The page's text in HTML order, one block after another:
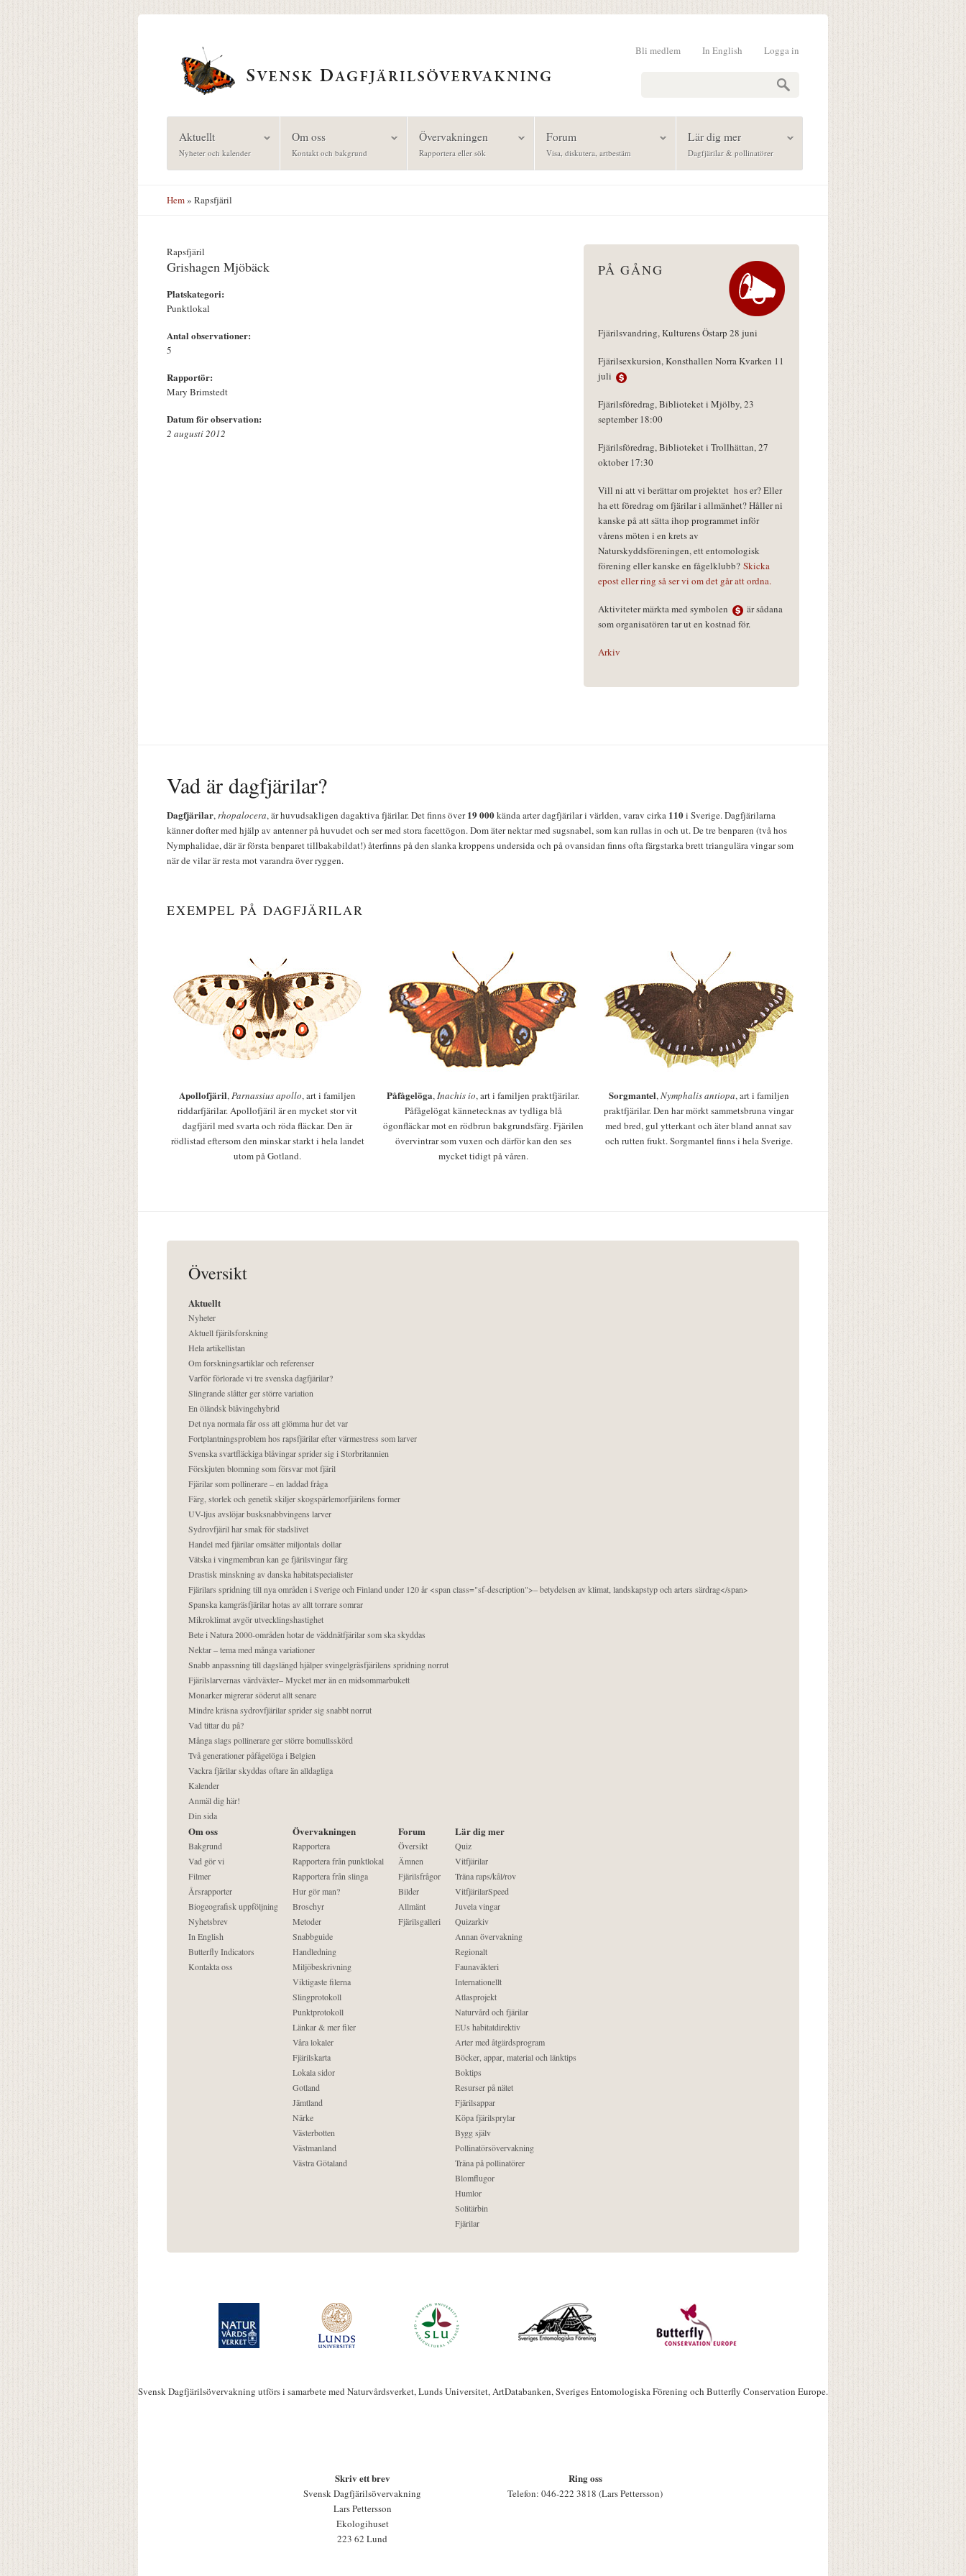
Logga in
In English
Bli medlem
Aktuellt
Nyheter och kalender
Om oss
Kontakt och bakgrund
Övervakningen
Rapportera eller sök
Forum
Visa, diskutera, artbestäm
Lär dig mer
Dagfjärilar & pollinatörer
Hem» Rapsfjäril
Rapsfjäril
Grishagen Mjöbäck
Platskategori:
Punktlokal
Antal observationer:
5
Rapportör:
Mary Brimstedt
Datum för observation:
2 augusti 2012
PÅ GÅNG
Fjärilsvandring, Kulturens Östarp 28 juni
Fjärilsexkursion, Konsthallen Norra Kvarken 11
juli
Fjärilsföredrag, Biblioteket i Mjölby, 23
september 18:00
Fjärilsföredrag, Biblioteket i Trollhättan, 27
oktober 17:30
Vill ni att vi berättar om projektet hos er? Eller
ha ett föredrag om fjärilar i allmänhet? Håller ni
kanske på att sätta ihop programmet inför
vårens möten i en krets av
Naturskyddsföreningen, ett entomologisk
förening eller kanske en fågelklubb? Skicka
epost eller ring så ser vi om det går att ordna.
Aktiviteter märkta med symbolen
är sådana
som organisatören tar ut en kostnad för.
Arkiv
Vad är dagfjärilar?
Dagfjärilar,rhopalocera, är huvudsakligen dagaktiva fjärilar. Det finns över19 000kända arter dagfjärilar i världen, varav cirka 110i Sverige. Dagfjärilarna
känner dofter med hjälp av antenner på huvudet och ser med stora facettögon. Dom äter nektar med sugsnabel, som kan rullas in och ut. De tre benparen (två hos
Nymphalidae, där är första benparet tillbakabildat!) återfinns på den slanka kroppens undersida och på ovansidan finns ofta färgstarka brett triangulära vingar som
när de vilar är resta mot varandra över ryggen.
EXEMPEL PÅ DAGFJÄRILAR
Apollofjäril,Parnassius apollo, art i familjen
riddarfjärilar. Apollofjäril är en mycket stor vit
dagfjäril med svarta och röda fläckar. Den är
rödlistad eftersom den minskar starkt i hela landet
utom på Gotland.
Påfågelöga,Inachis io, art i familjen praktfjärilar.
Påfågelögat kännetecknas av tydliga blå
ögonfläckar mot en rödbrun bakgrundsfärg. Fjärilen
övervintrar som vuxen och därför kan den ses
mycket tidigt på våren.
Sorgmantel,Nymphalis antiopa, art i familjen
praktfjärilar. Den har mörkt sammetsbruna vingar
med bred, gul ytterkant och äter bland annat sav
och rutten frukt. Sorgmantel finns i hela Sverige.
Översikt
Aktuellt
Nyheter
Aktuell fjärilsforskning
Hela artikellistan
Om forskningsartiklar och referenser
Varför förlorade vi tre svenska dagfjärilar?
Slingrande slåtter ger större variation
En öländsk blåvingehybrid
Det nya normala får oss att glömma hur det var
Fortplantningsproblem hos rapsfjärilar efter värmestress som larver
Svenska svartfläckiga blåvingar sprider sig i Storbritannien
Förskjuten blomning som försvar mot fjäril
Fjärilar som pollinerare – en laddad fråga
Färg, storlek och genetik skiljer skogspärlemorfjärilens former
UV-ljus avslöjar busksnabbvingens larver
Sydrovfjäril har smak för stadslivet
Handel med fjärilar omsätter miljontals dollar
Vätska i vingmembran kan ge fjärilsvingar färg
Drastisk minskning av danska habitatspecialister
Fjärilars spridning till nya områden i Sverige och Finland under 120 år <span class="sf-description">– betydelsen av klimat, landskapstyp och arters särdrag</span>
Spanska kamgräsfjärilar hotas av allt torrare somrar
Mikroklimat avgör utvecklingshastighet
Bete i Natura 2000-områden hotar de väddnätfjärilar som ska skyddas
Nektar – tema med många variationer
Snabb anpassning till dagslängd hjälper svingelgräsfjärilens spridning norrut
Fjärilslarvernas värdväxter– Mycket mer än en midsommarbukett
Monarker migrerar söderut allt senare
Mindre kräsna sydrovfjärilar sprider sig snabbt norrut
Vad tittar du på?
Många slags pollinerare ger större bomullsskörd
Två generationer påfågelöga i Belgien
Vackra fjärilar skyddas oftare än alldagliga
Kalender
Anmäl dig här!
Din sida
Om oss
Bakgrund
Vad gör vi
Filmer
Årsrapporter
Biogeografisk uppföljning
Nyhetsbrev
In English
Butterfly Indicators
Kontakta oss
Övervakningen
Rapportera
Rapportera från punktlokal
Rapportera från slinga
Hur gör man?
Broschyr
Metoder
Snabbguide
Handledning
Miljöbeskrivning
Viktigaste filerna
Slingprotokoll
Punktprotokoll
Länkar & mer filer
Våra lokaler
Fjärilskarta
Lokala sidor
Gotland
Jämtland
Närke
Västerbotten
Västmanland
Västra Götaland
Forum
Översikt
Ämnen
Fjärilsfrågor
Bilder
Allmänt
Fjärilsgalleri
Lär dig mer
Quiz
Vitfjärilar
Träna raps/kål/rov
VitfjärilarSpeed
Juvela vingar
Quizarkiv
Annan övervakning
Regionalt
Faunaväkteri
Internationellt
Atlasprojekt
Naturvård och fjärilar
EUs habitatdirektiv
Arter med åtgärdsprogram
Böcker, appar, material och länktips
Boktips
Resurser på nätet
Fjärilsappar
Köpa fjärilsprylar
Bygg själv
Pollinatörsövervakning
Träna på pollinatörer
Blomflugor
Humlor
Solitärbin
Fjärilar
Svensk Dagfjärilsövervakning utförs i samarbete med Naturvårdsverket, Lunds Universitet, ArtDatabanken, Sveriges Entomologiska Förening och Butterfly Conservation Europe.
Skriv ett brev
Svensk Dagfjärilsövervakning
Lars Pettersson
Ekologihuset
223 62 Lund
Ring oss
Telefon: 046-222 3818 (Lars Pettersson)